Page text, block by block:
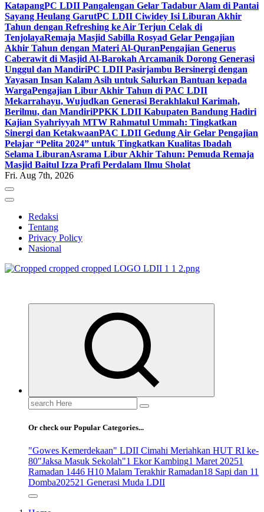
KatapangPC LDII Pangalengan Gelar Tadabur Alam di Pantai
Sayang Heulang GarutPC LDII Ciwidey Isi Liburan Akhir
Tahun dengan Refreshing ke Air Terjun Celak di
TenjolayaRemaja Masjid Sabilla Rosyad Gelar Pengajian
Akhir Tahun dengan Materi Al-QuranPengajian Generus
Caberawit di Masjid Al-Barokah Arcamanik Dorong Generasi
Unggul dan MandiriPC LDII Pasirjambu Bersinergi dengan
Yayasan Insan Kalam Asih untuk Salurkan Bantuan kepada
WargaPengajian Libur Akhir Tahun di PAC LDII
Mekarrahayu, Wujudkan Generasi Berakhlakul Karimah,
Berilmu, dan MandiriPPKK LDII Kabupaten Bandung Hadiri
Kajian Syahriyyah MTW Rahmatul Ummah: Tingkatkan
Sinergi dan KetakwaanPAC LDII Gedung Air Gelar Pengajian
Pelajar “Pelita 2024” untuk Tingkatkan Kualitas Ibadah
Selama LiburanAsrama Libur Akhir Tahun: Pemuda Remaja
Masjid Baitul Izza Prafi Perdalam Ilmu Sholat
Fri. Aug 7th, 2026
Redaksi
Tentang
Privacy Policy
Nasional
Search
for:
Or check our Popular Categories...
"Gowes Kemerdekaan" LDII Cimahi Meriahkan HUT RI ke-
80"Jaksa Masuk Sekolah"1 Ekor Kambing1 Maret 20251
Ramadan 1446 H10 Malam Terakhir Ramadan18 Sapi dan 11
Domba202521 Generasi Muda LDII